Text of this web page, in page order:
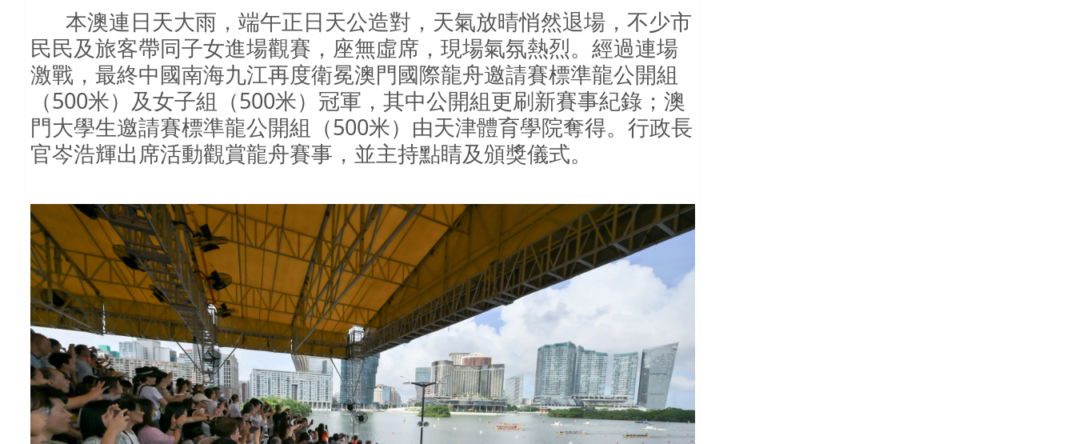
本澳連日天大雨，端午正日天公造對，天氣放晴悄然退場，不少市
民民及旅客帶同子女進場觀賽，座無虛席，現場氣氛熱烈。經過連場
激戰，最終中國南海九江再度衛冕澳門國際龍舟邀請賽標準龍公開組
（500米）及女子組（500米）冠軍，其中公開組更刷新賽事紀錄；澳
門大學生邀請賽標準龍公開組（500米）由天津體育學院奪得。行政長
官岑浩輝出席活動觀賞龍舟賽事，並主持點睛及頒獎儀式。